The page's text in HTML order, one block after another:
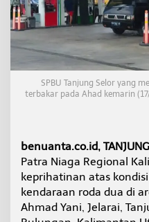
R
e
g
i
n
a
l
i
a
n
t
a
SPBU Tanjung Selor yang
terbakar pada Ahad kemarin
benuanta.co.id,
Patra Niaga Regional
keprihatinan atas
kendaraan roda dua di
Ahmad Yani, Jelarai,